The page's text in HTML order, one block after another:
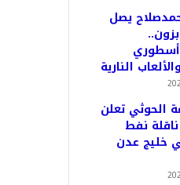
يصل
النارية
الحوثي تعلن
نفط
خليج عدن